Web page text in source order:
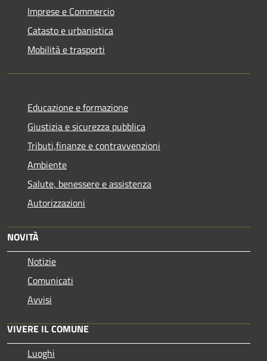
Imprese e Commercio
Catasto e urbanistica
Mobilità e trasporti
Educazione e formazione
Giustizia e sicurezza pubblica
Tributi,finanze e contravvenzioni
Ambiente
Salute, benessere e assistenza
Autorizzazioni
NOVITÀ
Notizie
Comunicati
Avvisi
VIVERE IL COMUNE
Luoghi